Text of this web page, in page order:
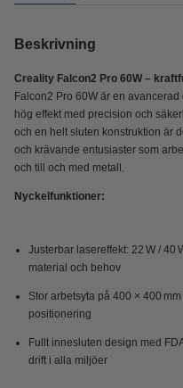
Beskrivning
Creality Falcon2 Pro 60W –
Falcon2 Pro 60W är en
hög effekt med precision och
och en helt sluten konstruktion är
och krävande entusiaster som
och till och med metall.
Nyckelfunktioner:
Justerbar lasereffekt: 22 W / 40
material och behov
Stor arbetsyta på 400 × 400
positionering
Fullt innesluten design med
drift i alla miljöer